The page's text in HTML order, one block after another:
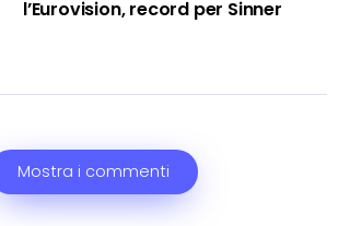
l’Eurovision, record per Sinner
Mostra i commenti